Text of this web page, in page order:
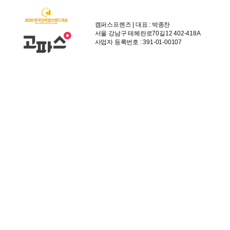
캠퍼스프렌즈 | 대표 : 박종찬
서울 강남구 테헤란로70길12 402-418A
사업자 등록번호 : 391-01-00107